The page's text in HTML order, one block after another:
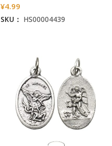
¥4.99
SKU： HS00004439